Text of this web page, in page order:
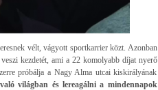
vélt, vágyott sportkarrier közt. Azonban
kezdetét, ami a 22 komolyabb díjat nyerő
próbálja a Nagy Alma utcai kiskirályának
világban és lereagálni a mindennapok